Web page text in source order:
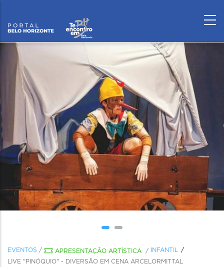
EVENTOS / APRESENTAÇÃO ARTÍSTICA /
INFANTIL
LIVE "PINÓQUIO" - DIVERSÃO EM CENA ARCELORMITTAL